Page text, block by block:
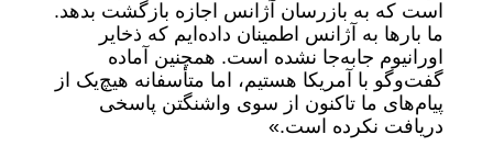
است که به بازرسان آژانس اجازه بازگشت بدهد.
ما بارها به آژانس اطمینان داده‌ایم که ذخایر
اورانیوم جابه‌جا نشده است. همچنین آماده
گفت‌وگو با آمریکا هستیم، اما متأسفانه هیچ‌یک از
پیام‌های ما تاکنون از سوی واشنگتن پاسخی
دریافت نکرده است.»